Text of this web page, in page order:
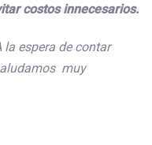
costos innecesarios.
contar
muy